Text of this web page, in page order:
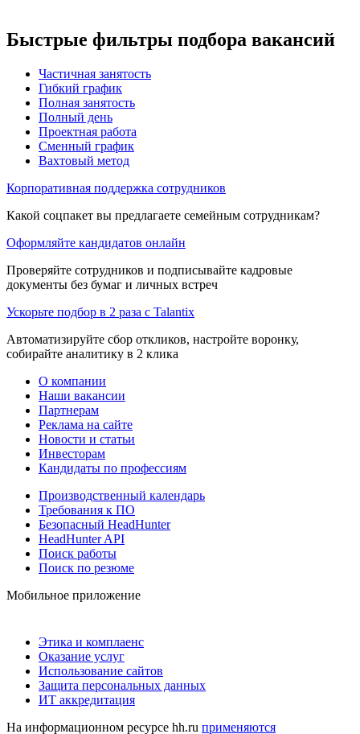
Быстрые фильтры подбора вакансий
Частичная занятость
Гибкий график
Полная занятость
Полный день
Проектная работа
Сменный график
Вахтовый метод
Корпоративная поддержка сотрудников
Какой соцпакет вы предлагаете семейным сотрудникам?
Оформляйте кандидатов онлайн
Проверяйте сотрудников и подписывайте кадровые
документы без бумаг и личных встреч
Ускорьте подбор в 2 раза с Talantix
Автоматизируйте сбор откликов, настройте воронку,
собирайте аналитику в 2 клика
О компании
Наши вакансии
Партнерам
Реклама на сайте
Новости и статьи
Инвесторам
Кандидаты по профессиям
Производственный календарь
Требования к ПО
Безопасный HeadHunter
HeadHunter API
Поиск работы
Поиск по резюме
Мобильное приложение
Этика и комплаенс
Оказание услуг
Использование сайтов
Защита персональных данных
ИТ аккредитация
На информационном ресурсе hh.ru применяются